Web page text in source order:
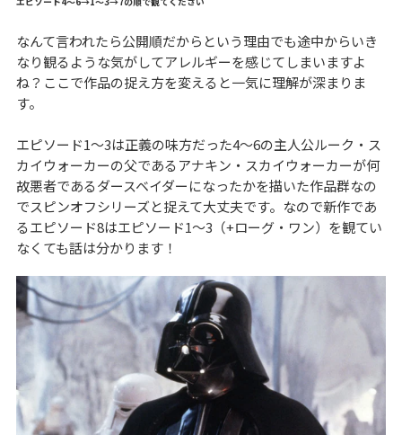
なんて言われたら公開順だからという理由でも途中からいき
なり観るような気がしてアレルギーを感じてしまいますよ
ね？ここで作品の捉え方を変えると一気に理解が深まりま
す。
エピソード1〜3は正義の味方だった4〜6の主人公ルーク・ス
カイウォーカーの父であるアナキン・スカイウォーカーが何
故悪者であるダースベイダーになったかを描いた作品群なの
でスピンオフシリーズと捉えて大丈夫です。なので新作であ
るエピソード8はエピソード1〜3（+ローグ・ワン）を観てい
なくても話は分かります！